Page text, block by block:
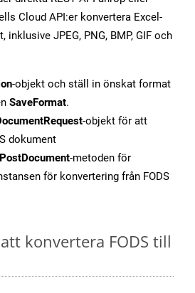
Cloud API:er konvertera Excel-
JPEG, PNG, BMP, GIF och
-objekt och ställ in önskat format
SaveFormat.
-objekt för att
dokument
-metoden för
för konvertering från FODS
konvertera FODS till